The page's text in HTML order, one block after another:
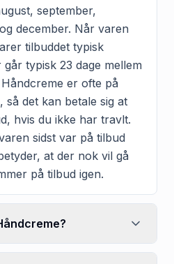
september,
december. Når varen
tilbuddet typisk
typisk 23 dage mellem
er ofte på
så det kan betale sig at
hvis du ikke har travlt.
sidst var på tilbud
at der nok vil gå
på tilbud igen.